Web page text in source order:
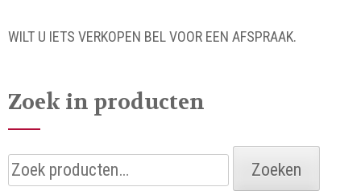
WILT U IETS VERKOPEN BEL VOOR EEN AFSPRAAK.
Zoek in producten
Zoeken
naar:
Zoeken